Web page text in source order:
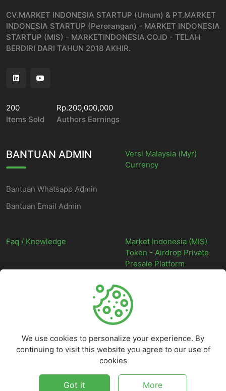
CV.MARKET INDONESIA STARTUP (Umum) & PT.MARKET
INDONESIA STARTUP (Perorangan) - MARKET INDONESIA
STARTUP (MIS) - MARKETINDONESIA.CO.ID - TELAH
BERDIRI DARI TAHUN 2018 AKHIR.
200
Items Sold
Rp.200,000,000
Authors Earnings
BANTUAN ADMIN
Bantuan Whatsapp Admin
Bantuan Email Admin
Versi Malaysia (Myr)
Currency
Faq / Knowledge
Market Indonesia (MIS)
Token - Airdrop Private
Presale Platform
Terpercaya - All rights reserved.
We use cookies to personalize your experience. By
continuing to visit this website you agree to our use of
cookies
Got it More